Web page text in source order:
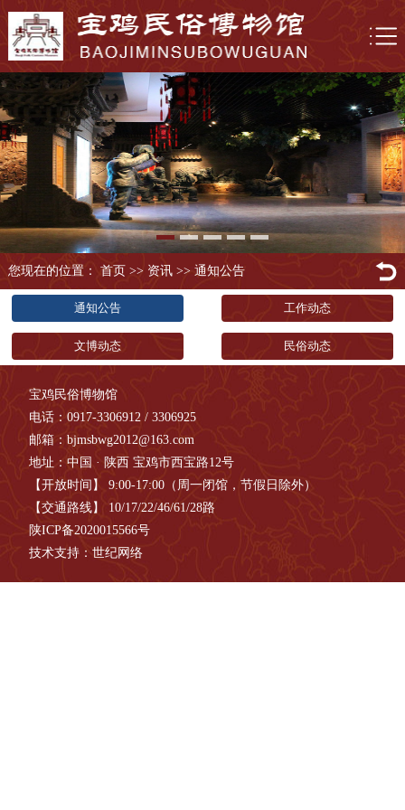
您现在的位置： 首页 >> 资讯>> 通知公告
通知公告 工作动态
文博动态 民俗动态
宝鸡民俗博物馆
电话：0917-3306912 / 3306925
邮箱：bjmsbwg2012@163.com
地址：中国 · 陕西 宝鸡市西宝路12号
【开放时间】 9:00-17:00（周一闭馆，节假日除外）
【交通路线】 10/17/22/46/61/28路
陕ICP备2020015566号
技术支持：世纪网络